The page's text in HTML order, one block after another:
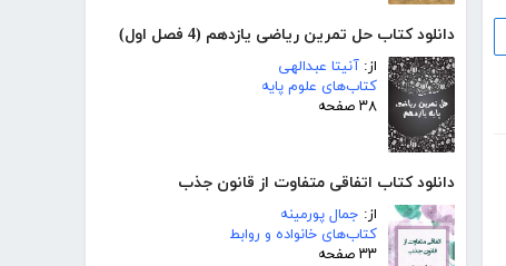
دانلود کتاب حل تمرین ریاضی یازدهم (4 فصل اول)
از: آنیتا عبدالهی
کتاب‌های علوم پایه
۳۸ صفحه
دانلود کتاب اتفاقی متفاوت از قانون جذب
از: جمال پورمینه
کتاب‌های خانواده و روابط
۳۳ صفحه